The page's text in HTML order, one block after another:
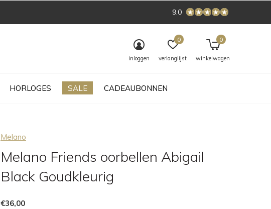
HORLOGES SALE CADEAUBONNEN
inloggen verlanglijst
0
winkelwagen
0
9.0
Melano
Melano Friends oorbellen Abigail
Black Goudkleurig
€36,00